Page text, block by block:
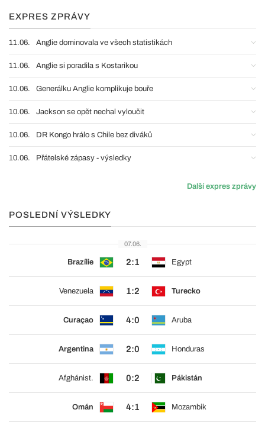
EXPRES ZPRÁVY
11.06. Anglie dominovala ve všech statistikách
11.06. Anglie si poradila s Kostarikou
10.06. Generálku Anglie komplikuje bouře
10.06. Jackson se opět nechal vyloučit
10.06. DR Kongo hrálo s Chile bez diváků
10.06. Přátelské zápasy - výsledky
Další expres zprávy
POSLEDNÍ VÝSLEDKY
07.06.
Brazílie 2:1 Egypt
Venezuela 1:2 Turecko
Curaçao 4:0 Aruba
Argentina 2:0 Honduras
Afghánist. 0:2 Pákistán
Omán 4:1 Mozambik